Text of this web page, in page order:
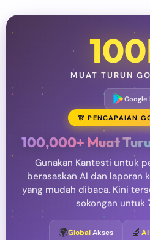
MUAT TURUN
Google
🎊 PENCAPAIAN
100,000+ Muat
Gunakan Kantesti untuk
berasaskan AI dan laporan
yang mudah dibaca. Kini
sokongan untuk
🌍GlobalAkses 🔬 AI